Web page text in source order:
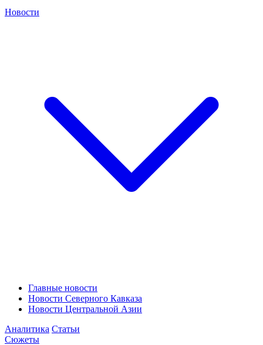
Новости
Главные новости
Новости Северного Кавказа
Новости Центральной Азии
Аналитика Статьи
Сюжеты